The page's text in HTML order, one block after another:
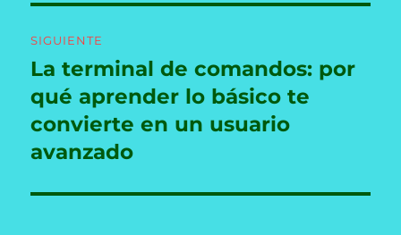
SIGUIENTE
Entrada
siguiente:
La terminal de comandos: por
qué aprender lo básico te
convierte en un usuario
avanzado